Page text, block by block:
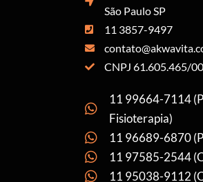
São Paulo SP
11 3857-9497
CNPJ 61.605.465/
11 99664-7114
Fisioterapia)
11 96689-6870
11 97585-2544
11 95038-9112